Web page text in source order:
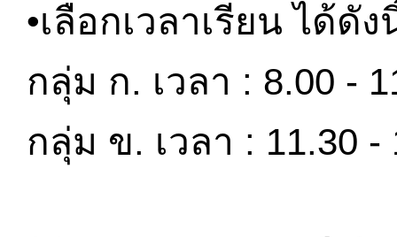
•เลือกเวลาเรียน ได้ดัง
กลุ่ม ก. เวลา : 8.00 -
กลุ่ม ข. เวลา : 11.30